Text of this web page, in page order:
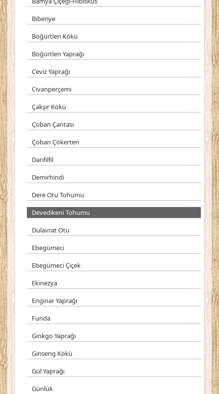
Biberiye
Böğürtlen Kökü
Böğürtlen Yaprağı
Ceviz Yaprağı
Civanperçemi
Çakşır Kökü
Çoban Çantası
Çoban Çökerten
Darıfılfıl
Demirhindi
Dere Otu Tohumu
Devedikeni Tohumu
Dulavrat Otu
Ebegümeci
Ebegümeci Çiçek
Ekinezya
Enginar Yaprağı
Funda
Ginkgo Yaprağı
Ginseng Kökü
Gül Yaprağı
Günlük